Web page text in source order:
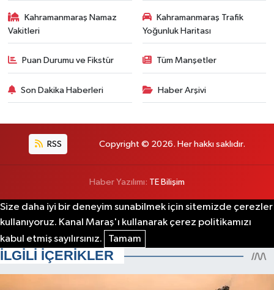
Kahramanmaraş Namaz
Vakitleri
Kahramanmaraş Trafik
Yoğunluk Haritası
Puan Durumu ve Fikstür Tüm Manşetler
Son Dakika Haberleri Haber Arşivi
RSS Copyright © 2026. Her hakkı saklıdır.
Haber Yazılımı: TE Bilişim
Size daha iyi bir deneyim sunabilmek için sitemizde çerezler
kullanıyoruz. Kanal Maraş'ı kullanarak çerez politikamızı
kabul etmiş sayılırsınız.
Tamam